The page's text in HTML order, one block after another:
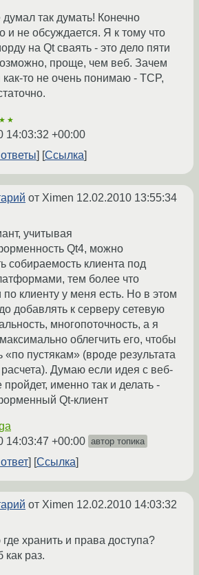
так думать! Конечно
и не обсуждается. Я к тому что
на Qt сваять - это дело пяти
проще, чем веб. Зачем
как-то не очень понимаю - TCP,
14:03:32 +00:00
Ссылка
от Ximen 12.02.2010 13:55:34
учитывая
Qt4, можно
собираемость клиента под
тем более что
по клиенту у меня есть. Но в этом
добавлять к серверу сетевую
многопоточность, а я
облегчить его, чтобы
«по пустякам» (вроде результата
Думаю если идея с веб-
именно так и делать -
Qt-клиент
14:03:47 +00:00 автор топика
Ссылка
от Ximen 12.02.2010 14:03:32
хранить и права доступа?
раз.